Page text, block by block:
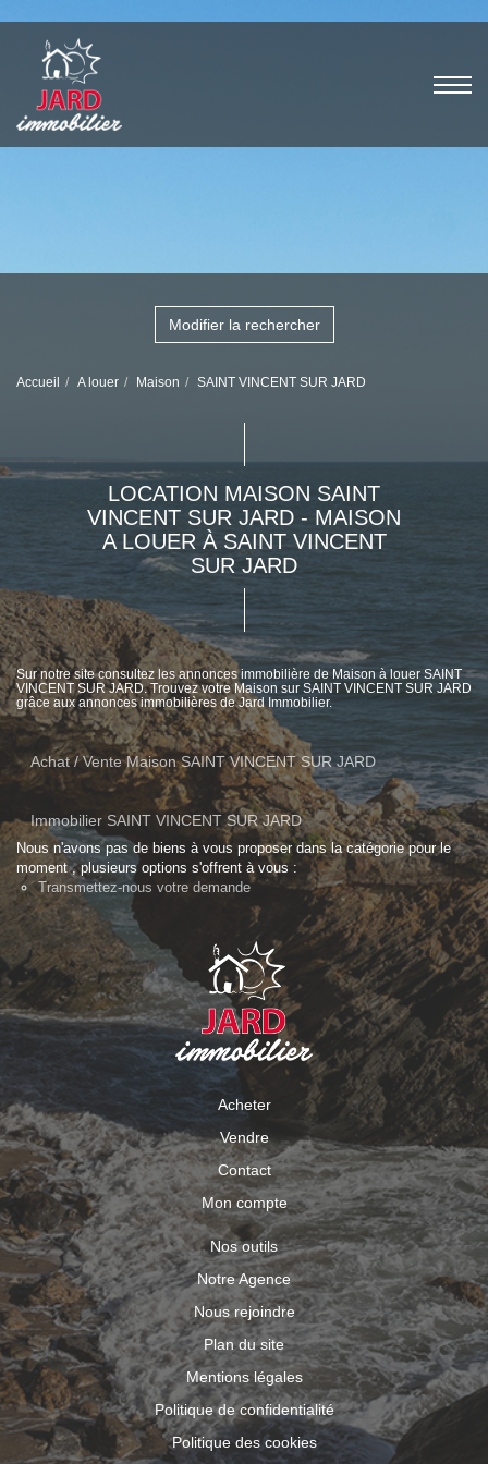
Modifier la rechercher
Accueil A louer Maison SAINT VINCENT SUR JARD
LOCATION MAISON SAINT
VINCENT SUR JARD - MAISON
A LOUER À SAINT VINCENT
SUR JARD
Sur notre site consultez les annonces immobilière de Maison à louer SAINT
VINCENT SUR JARD. Trouvez votre Maison sur SAINT VINCENT SUR JARD
grâce aux annonces immobilières de Jard Immobilier.
Achat / Vente Maison SAINT VINCENT SUR JARD
Immobilier SAINT VINCENT SUR JARD
Nous n'avons pas de biens à vous proposer dans la catégorie pour le
moment , plusieurs options s'offrent à vous :
Transmettez-nous votre demande
Acheter
Vendre
Contact
Mon compte
Nos outils
Notre Agence
Nous rejoindre
Plan du site
Mentions légales
Politique de confidentialité
Politique des cookies